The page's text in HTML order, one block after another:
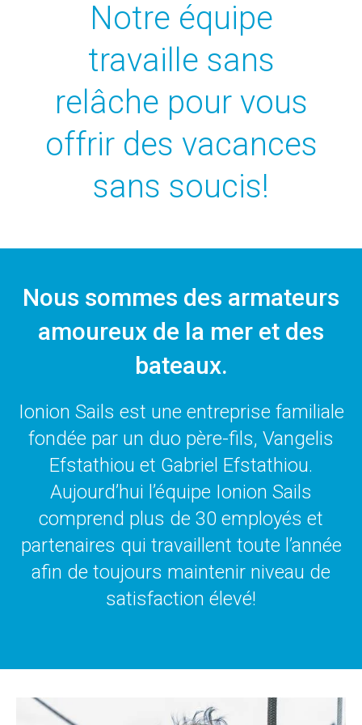
Notre équipe
travaille sans
relâche pour vous
offrir des vacances
sans soucis!
Nous sommes des armateurs
amoureux de la mer et des
bateaux.
Ionion Sails est une entreprise familiale
fondée par un duo père-fils, Vangelis
Efstathiou et Gabriel Efstathiou.
Aujourd’hui l’équipe Ionion Sails
comprend plus de 30 employés et
partenaires qui travaillent toute l’année
afin de toujours maintenir niveau de
satisfaction élevé!